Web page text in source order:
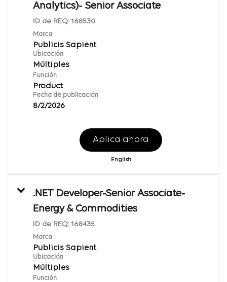
Analytics)- Senior Associate
ID de REQ: 168530
Marca
Publicis Sapient
Ubicación
Múltiples
Función
Product
Fecha de publicación
8/2/2026
Aplica ahora
English
.NET Developer-Senior Associate-
Energy & Commodities
ID de REQ: 168435
Marca
Publicis Sapient
Ubicación
Múltiples
Función